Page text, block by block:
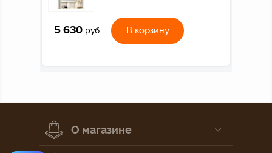
5 630 руб В корзину
О магазине